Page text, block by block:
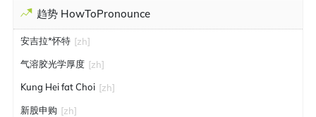
趋势 HowToPronounce
安吉拉*怀特 [zh]
气溶胶光学厚度 [zh]
Kung Hei fat Choi [zh]
新股申购 [zh]